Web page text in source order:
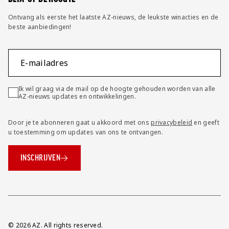
Ontvang als eerste het laatste AZ-nieuws, de leukste winacties en de
beste aanbiedingen!
E-mailadres
Ik wil graag via de mail op de hoogte gehouden worden van alle
AZ-nieuws updates en ontwikkelingen.
Door je te abonneren gaat u akkoord met onsprivacybeleid en geeft
u toestemming om updates van ons te ontvangen.
INSCHRIJVEN
Overig
© 2026 AZ. All rights reserved.